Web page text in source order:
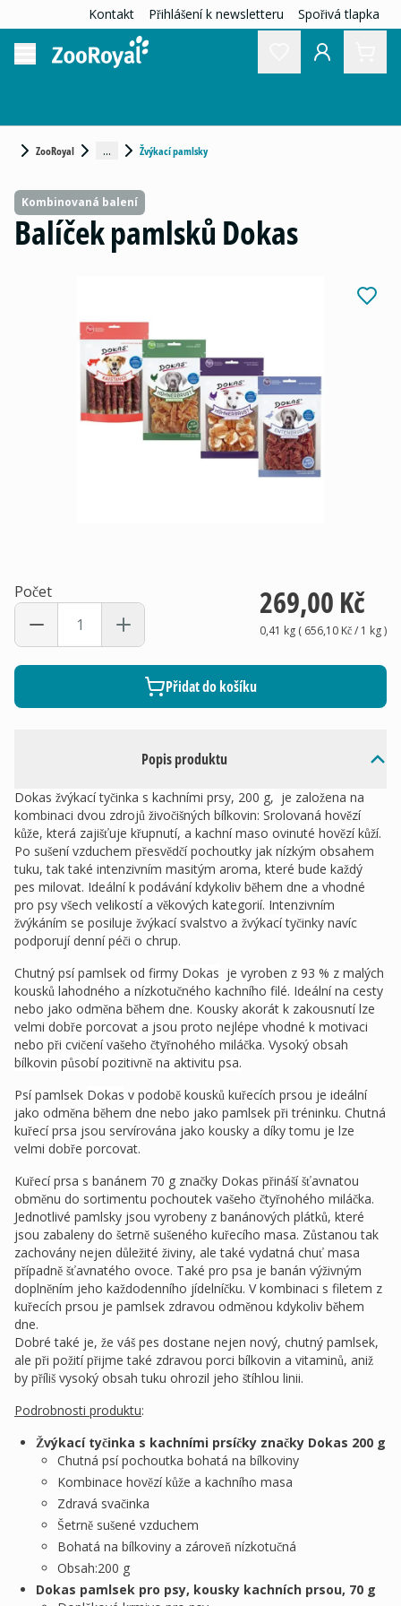
Kontakt Přihlášení k newsletteru Spořivá tlapka
ZooRoyal ... Žvýkací pamlsky
Popis produktu
Dokas žvýkací tyčinka s kachními prsy, 200 g, je založena na
kombinaci dvou zdrojů živočišných bílkovin: Srolovaná hovězí
kůže, která zajišťuje křupnutí, a kachní maso ovinuté hovězí kůží.
Po sušení vzduchem přesvědčí pochoutky jak nízkým obsahem
tuku, tak také intenzivním masitým aroma, které bude každý
pes milovat. Ideální k podávání kdykoliv během dne a vhodné
pro psy všech velikostí a věkových kategorií. Intenzivním
žvýkáním se posiluje žvýkací svalstvo a žvýkací tyčinky navíc
podporují denní péči o chrup.
Chutný psí pamlsek od firmy Dokas je vyroben z 93 % z malých
kousků lahodného a nízkotučného kachního filé. Ideální na cesty
nebo jako odměna během dne. Kousky akorát k zakousnutí lze
velmi dobře porcovat a jsou proto nejlépe vhodné k motivaci
nebo při cvičení vašeho čtyřnohého miláčka. Vysoký obsah
bílkovin působí pozitivně na aktivitu psa.
Psí pamlsek Dokas v podobě kousků kuřecích prsou je ideální
jako odměna během dne nebo jako pamlsek při tréninku. Chutná
kuřecí prsa jsou servírována jako kousky a díky tomu je lze
velmi dobře porcovat.
Kuřecí prsa s banánem 70 g značky Dokas přináší šťavnatou
obměnu do sortimentu pochoutek vašeho čtyřnohého miláčka.
Jednotlivé pamlsky jsou vyrobeny z banánových plátků, které
jsou zabaleny do šetrně sušeného kuřecího masa. Zůstanou tak
zachovány nejen důležité živiny, ale také vydatná chuť masa
případně šťavnatého ovoce. Také pro psa je banán výživným
doplněním jeho každodenního jídelníčku. V kombinaci s filetem z
kuřecích prsou je pamlsek zdravou odměnou kdykoliv během
dne.
Dobré také je, že váš pes dostane nejen nový, chutný pamlsek,
ale při požití přijme také zdravou porci bílkovin a vitaminů, aniž
by příliš vysoký obsah tuku ohrozil jeho štíhlou linii.
Podrobnosti produktu:
Žvýkací tyčinka s kachními prsíčky značky Dokas 200 g
Chutná psí pochoutka bohatá na bílkoviny
Kombinace hovězí kůže a kachního masa
Zdravá svačinka
Šetrně sušené vzduchem
Bohatá na bílkoviny a zároveň nízkotučná
Obsah:200 g
Dokas pamlsek pro psy, kousky kachních prsou, 70 g
Kombinovaná balení
Balíček pamlsků Dokas
Počet 269,00 Kč
0,41 kg( 656,10 Kč/ 1 kg)
Přidat do košíku